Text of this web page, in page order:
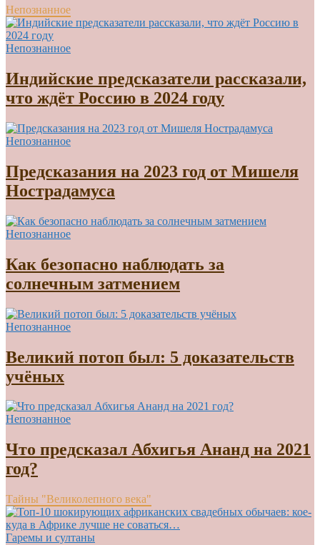
Непознанное
Непознанное
Индийские предсказатели рассказали,
что ждёт Россию в 2024 году
Непознанное
Предсказания на 2023 год от Мишеля
Нострадамуса
Непознанное
Как безопасно наблюдать за
солнечным затмением
Непознанное
Великий потоп был: 5 доказательств
учёных
Непознанное
Что предсказал Абхигья Ананд на 2021
год?
Тайны "Великолепного века"
Гаремы и султаны